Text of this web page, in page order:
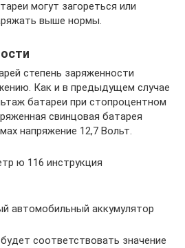
могут загореться или
выше нормы.
степень заряженности
Как и в предыдущем случае
батареи при стопроцентном
свинцовая батарея
напряжение 12,7 Вольт.
ю 116 инструкция
автомобильный аккумулятор
соответствовать значение